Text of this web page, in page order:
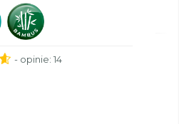
- opinie: 14